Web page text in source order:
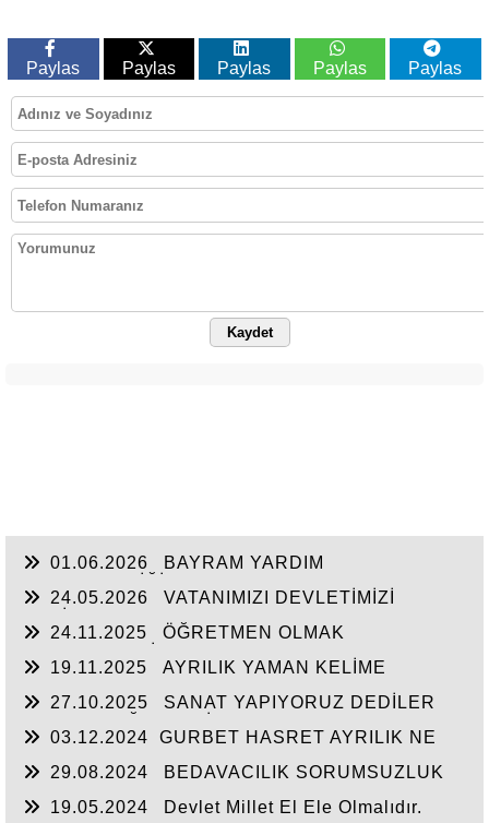
Paylas Paylas Paylas Paylas Paylas
Kaydet
01.06.2026
BAYRAM YARDIM
24.05.2026
VATANIMIZI DEVLETİMİZİ
24.11.2025
ÖĞRETMEN OLMAK
19.11.2025
AYRILIK YAMAN KELİME
27.10.2025
SANAT YAPIYORUZ DEDİLER
03.12.2024
​GURBET HASRET AYRILIK NE
29.08.2024
BEDAVACILIK SORUMSUZLUK
19.05.2024
Devlet Millet El Ele Olmalıdır.